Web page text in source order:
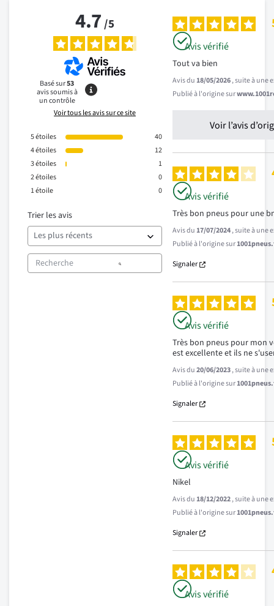
4.7/5
Basé sur53
avis soumis à
un contrôle
Voir tous les avis sur ce site
5étoiles
40
4étoiles
12
3étoiles
1
2étoiles
0
1étoile 0
Trier les avis
Avis vérifié
Tout va bien
Avis du18/05/2026, suite à une
Publié à l'origine sur
Voir l’avis
Avis vérifié
Très bon pneus pour une
Avis du17/07/2024, suite à une
Publié à l'origine sur
Signaler
Avis vérifié
Très bon pneus pour mon
est excellente et ils ne
Avis du20/06/2023, suite à une
Publié à l'origine sur
Signaler
Avis vérifié
Nikel
Avis du18/12/2022, suite à une
Publié à l'origine sur
Signaler
Avis vérifié